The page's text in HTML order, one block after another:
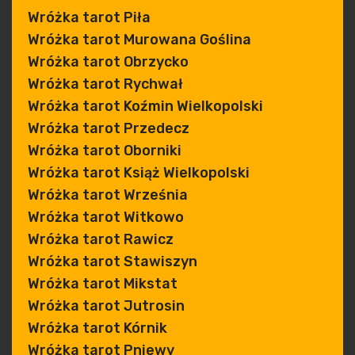
Wróżka tarot Piła
Wróżka tarot Murowana Goślina
Wróżka tarot Obrzycko
Wróżka tarot Rychwał
Wróżka tarot Koźmin Wielkopolski
Wróżka tarot Przedecz
Wróżka tarot Oborniki
Wróżka tarot Książ Wielkopolski
Wróżka tarot Września
Wróżka tarot Witkowo
Wróżka tarot Rawicz
Wróżka tarot Stawiszyn
Wróżka tarot Mikstat
Wróżka tarot Jutrosin
Wróżka tarot Kórnik
Wróżka tarot Pniewy